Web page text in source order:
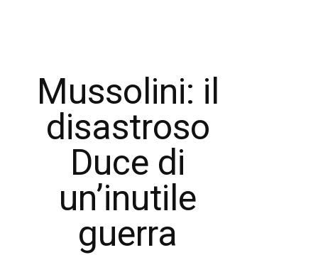
Mussolini: il
disastroso
Duce di
un’inutile
guerra